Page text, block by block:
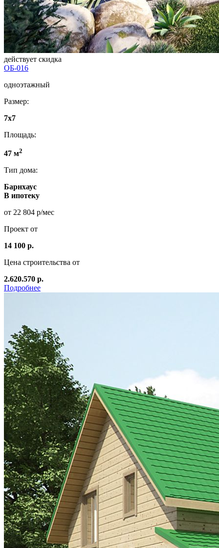
действует скидка
ОБ-016
одноэтажный
Размер:
7х7
Площадь:
47 м2
Тип дома:
Барнхаус
В ипотеку
от 22 804 р/мес
Проект от
14 100 р.
Цена строительства от
2.620.570 р.
Подробнее